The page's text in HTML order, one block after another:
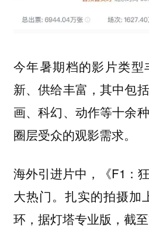
今年暑期档的影片类型
新、供给丰富，其中包
画、科幻、动作等十余
圈层受众的观影需求。
海外引进片中，《F1：
大热门。扎实的拍摄加
环，据灯塔专业版，截